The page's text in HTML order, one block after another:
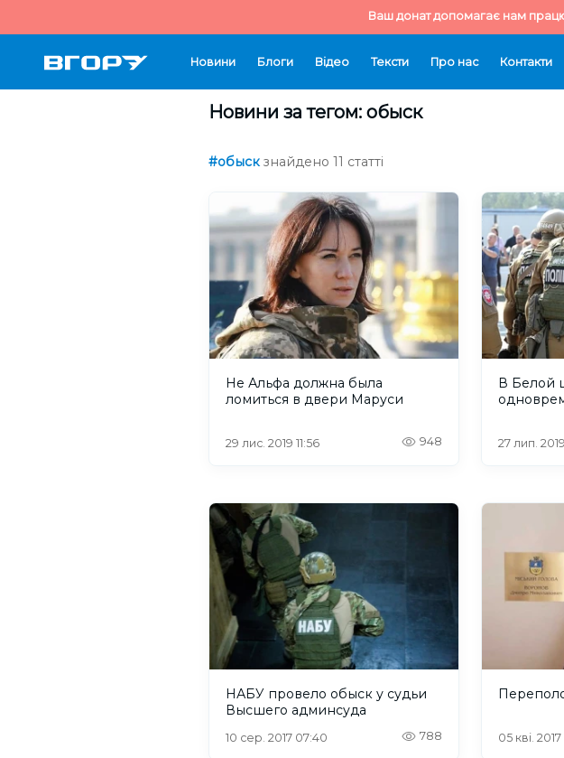
Ваш донат допомагає нам
Новини Блоги Відео Тексти Про нас Контакти
Новини за тегом: обыск
#обыск знайдено 11 статті
Не Альфа должна была
ломиться в двери Маруси
29 лис. 2019 11:56 948
В Белой
27 лип.
НАБУ провело обыск у судьи
Высшего админсуда
10 сер. 2017 07:40 788 05 кві.